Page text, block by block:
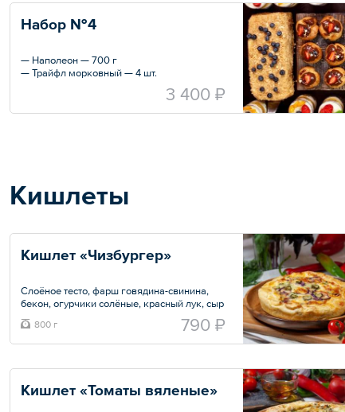
Набор №4
— Наполеон — 700 г
— Трайфл морковный — 4 шт.
3 400 ₽
Кишлеты
Кишлет «Чизбургер»
Слоёное тесто, фарш говядина-свинина,
бекон, огурчики солёные, красный лук, сыр
Моцарелла, яично-сливочная заливка,
соль, перец.
800 г 790 ₽
Кишлет «Томаты вяленые»